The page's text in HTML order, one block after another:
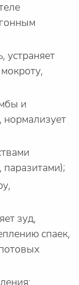
устраняет
и
нормализует
паразитами);
зуд,
спаек,